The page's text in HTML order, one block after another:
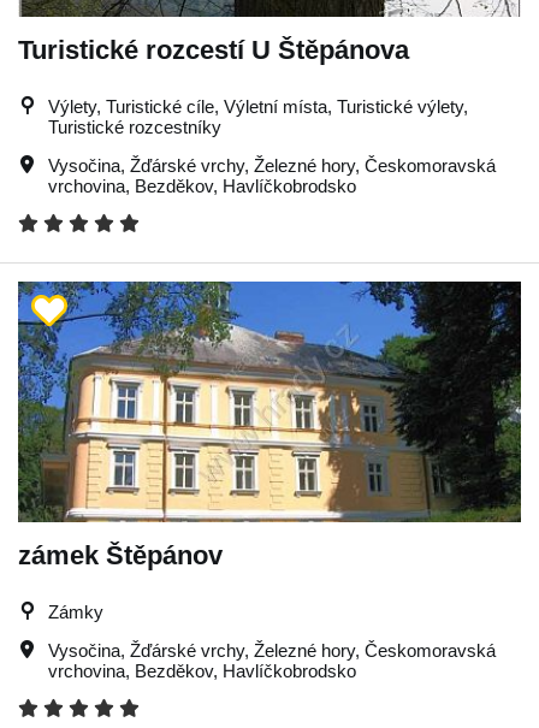
Turistické rozcestí U Štěpánova
Výlety, Turistické cíle, Výletní místa, Turistické výlety,
Turistické rozcestníky
Vysočina, Žďárské vrchy, Železné hory, Českomoravská
vrchovina, Bezděkov, Havlíčkobrodsko
zámek Štěpánov
Zámky
Vysočina, Žďárské vrchy, Železné hory, Českomoravská
vrchovina, Bezděkov, Havlíčkobrodsko